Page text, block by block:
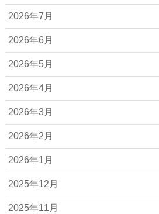
2026年7月
2026年6月
2026年5月
2026年4月
2026年3月
2026年2月
2026年1月
2025年12月
2025年11月